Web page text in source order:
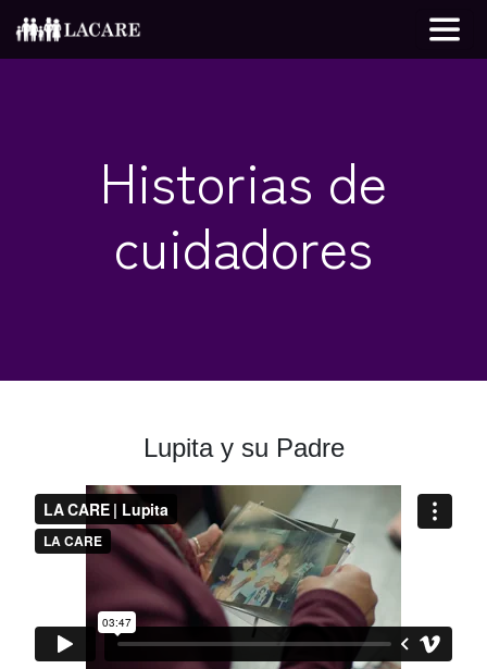
Historias de
cuidadores
Lupita y su Padre